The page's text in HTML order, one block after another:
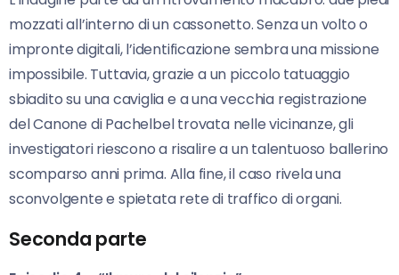
mozzati all’interno di un cassonetto. Senza un volto o
impronte digitali, l’identificazione sembra una missione
impossibile. Tuttavia, grazie a un piccolo tatuaggio
sbiadito su una caviglia e a una vecchia registrazione
del Canone di Pachelbel trovata nelle vicinanze, gli
investigatori riescono a risalire a un talentuoso ballerino
scomparso anni prima. Alla fine, il caso rivela una
sconvolgente e spietata rete di traffico di organi.
Seconda parte